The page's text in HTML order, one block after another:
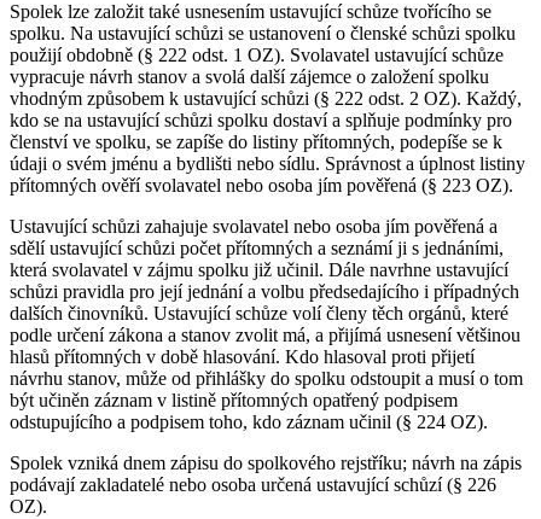
Spolek lze založit také usnesením ustavující schůze tvořícího se
spolku. Na ustavující schůzi se ustanovení o členské schůzi spolku
použijí obdobně (§ 222 odst. 1 OZ). Svolavatel ustavující schůze
vypracuje návrh stanov a svolá další zájemce o založení spolku
vhodným způsobem k ustavující schůzi (§ 222 odst. 2 OZ). Každý,
kdo se na ustavující schůzi spolku dostaví a splňuje podmínky pro
členství ve spolku, se zapíše do listiny přítomných, podepíše se k
údaji o svém jménu a bydlišti nebo sídlu. Správnost a úplnost listiny
přítomných ověří svolavatel nebo osoba jím pověřená (§ 223 OZ).
Ustavující schůzi zahajuje svolavatel nebo osoba jím pověřená a
sdělí ustavující schůzi počet přítomných a seznámí ji s jednáními,
která svolavatel v zájmu spolku již učinil. Dále navrhne ustavující
schůzi pravidla pro její jednání a volbu předsedajícího i případných
dalších činovníků. Ustavující schůze volí členy těch orgánů, které
podle určení zákona a stanov zvolit má, a přijímá usnesení většinou
hlasů přítomných v době hlasování. Kdo hlasoval proti přijetí
návrhu stanov, může od přihlášky do spolku odstoupit a musí o tom
být učiněn záznam v listině přítomných opatřený podpisem
odstupujícího a podpisem toho, kdo záznam učinil (§ 224 OZ).
Spolek vzniká dnem zápisu do spolkového rejstříku; návrh na zápis
podávají zakladatelé nebo osoba určená ustavující schůzí (§ 226
OZ).